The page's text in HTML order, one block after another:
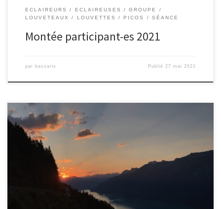
ECLAIREURS ECLAIREUSES
GROUPE
LOUVETEAUX
LOUVETTES PICOS SÉANCE
Montée participant-es 2021
par bassaris Publié 27 mai 2021